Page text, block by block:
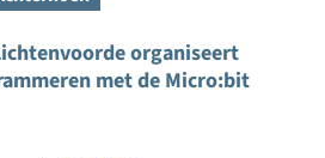
organiseert
met de Micro:bit